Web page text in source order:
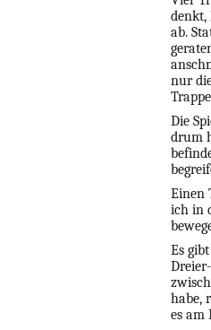
denkt,
ab.
nur
Die
drum
Einen
ich in
Es
habe,
es am